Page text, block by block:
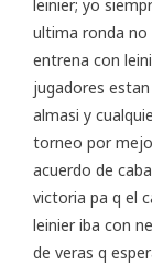
leinier; yo
ultima ronda no
entrena con
jugadores
almasi y
torneo por
acuerdo de
victoria pa q el
leinier iba con
de veras q